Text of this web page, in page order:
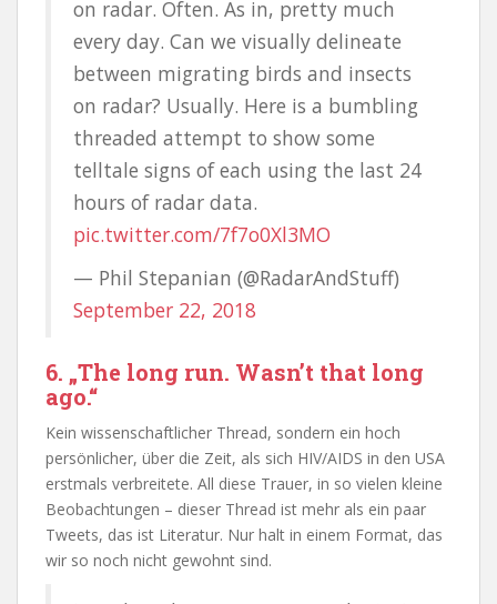
on radar. Often. As in, pretty much
every day. Can we visually delineate
between migrating birds and insects
on radar? Usually. Here is a bumbling
threaded attempt to show some
telltale signs of each using the last 24
hours of radar data.
pic.twitter.com/7f7o0Xl3MO
— Phil Stepanian (@RadarAndStuff)
September 22, 2018
6. „The long run. Wasn’t that long
ago.“
Kein wissenschaftlicher Thread, sondern ein hoch
persönlicher, über die Zeit, als sich HIV/AIDS in den USA
erstmals verbreitete. All diese Trauer, in so vielen kleine
Beobachtungen – dieser Thread ist mehr als ein paar
Tweets, das ist Literatur. Nur halt in einem Format, das
wir so noch nicht gewohnt sind.